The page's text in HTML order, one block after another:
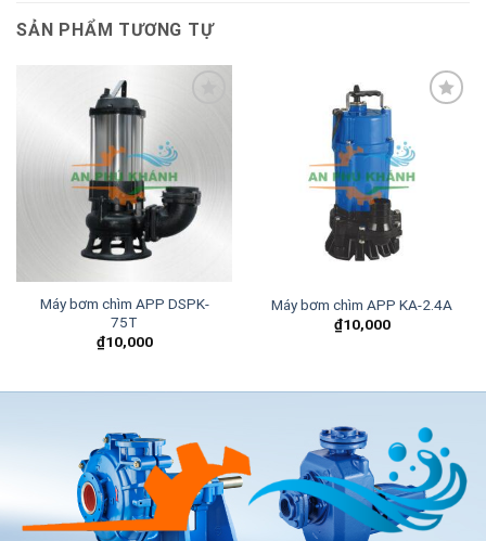
SẢN PHẨM TƯƠNG TỰ
wishlist
Máy bơm chìm APP DSPK-
75T
₫10,000
wishlist
Máy bơm chìm APP KA-2.4A
₫10,000